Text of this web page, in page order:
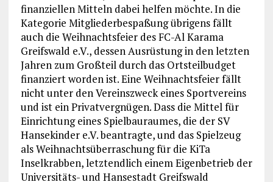
finanziellen Mitteln dabei helfen möchte. In die
Kategorie Mitgliederbespaßung übrigens fällt
auch die Weihnachtsfeier des FC-Al Karama
Greifswald e.V., dessen Ausrüstung in den letzten
Jahren zum Großteil durch das Ortsteilbudget
finanziert worden ist. Eine Weihnachtsfeier fällt
nicht unter den Vereinszweck eines Sportvereins
und ist ein Privatvergnügen. Dass die Mittel für
Einrichtung eines Spielbauraumes, die der SV
Hansekinder e.V. beantragte, und das Spielzeug
als Weihnachtsüberraschung für die KiTa
Inselkrabben, letztendlich einem Eigenbetrieb der
Universitäts- und Hansestadt Greifswald